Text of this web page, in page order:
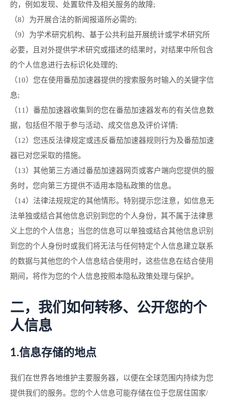
的，例如发现、处置软件及相关服务的故障;
（8）为开展合法的新闻报道所必需的;
（9）为学术研究机构、基于公共利益开展统计或学术研究所
必要，且对外提供学术研究或描述的结果时，对结果中所包含
的个人信息进行去标识化处理的;
（10）您在使用番茄加速器提供的搜索服务时输入的关键字信
息;
（11）番茄加速器收集到的您在番茄加速器发布的有关信息数
据，包括但不限于参与活动、成交信息及评价详情;
（12）您违反法律规定或违反番茄加速器规则行为及番茄加速
器已对您采取的措施。
（13）其他第三方通过番茄加速器网页或客户端向您提供的服
务时，您向第三方提供不适用本隐私政策的信息。
（14）法律法规规定的其他情形。特别提示您注意，如信息无
法单独或结合其他信息识别到您的个人身份，其不属于法律意
义上您的个人信息；当您的信息可以单独或结合其他信息识别
到您的个人身份时或我们将无法与任何特定个人信息建立联系
的数据与其他您的个人信息结合使用时，这些信息在结合使用
期间，将作为您的个人信息按照本隐私政策处理与保护。
二，我们如何转移、公开您的个
人信息
1.信息存储的地点
我们在世界各地维护主要服务器，以便在全球范围内持续为您
提供我们的服务。您的个人信息可能存储在位于您居住国家/